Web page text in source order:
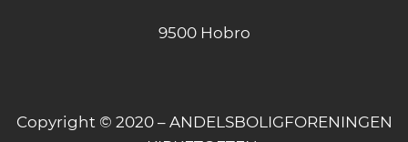
9500 Hobro
Copyright © 2020 – ANDELSBOLIGFORENINGEN